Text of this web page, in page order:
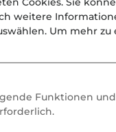
weitere
Um mehr zu
Funktionen